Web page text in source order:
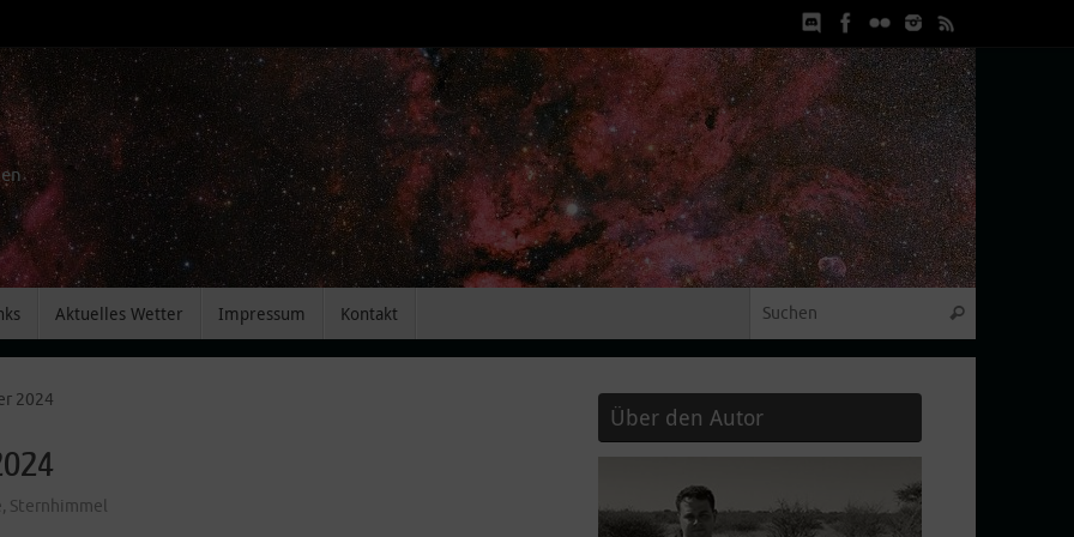
Aktuelles Wetter Impressum Kontakt Suchen
2024
, Sternhimmel
Über den Autor